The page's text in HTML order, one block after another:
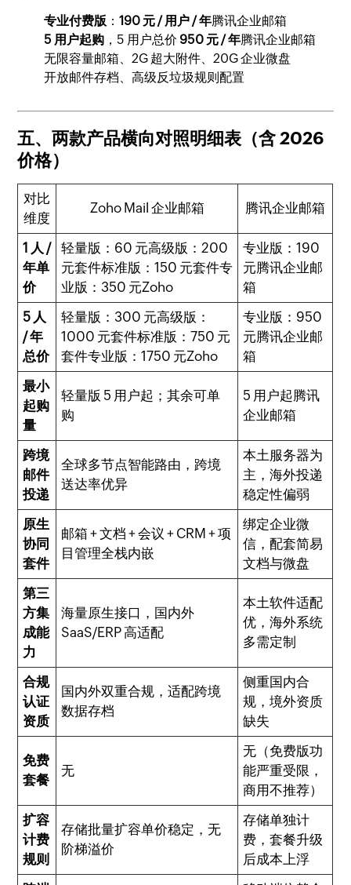
专业付费版 ：190 元 / 用户 / 年腾讯企业邮箱
5 用户起购 ，5 用户总价 950 元 / 年腾讯企业邮箱
无限容量邮箱、2G 超大附件、20G 企业微盘
开放邮件存档、高级反垃圾规则配置
五、两款产品横向对照明细表（含 2026
价格）
对比
维度
Zoho Mail 企业邮箱 腾讯企业邮箱
1 人 /
年单
价
轻量版：60 元高级版：200
元套件标准版：150 元套件专
业版：350 元Zoho
专业版：190
元腾讯企业邮
箱
5 人
/ 年
总价
轻量版：300 元高级版：
1000 元套件标准版：750 元
套件专业版：1750 元Zoho
专业版：950
元腾讯企业邮
箱
最小
起购
量
轻量版 5 用户起；其余可单
购
5 用户起腾讯
企业邮箱
跨境
邮件
投递
全球多节点智能路由，跨境
送达率优异
本土服务器为
主，海外投递
稳定性偏弱
原生
协同
套件
邮箱 + 文档 + 会议 + CRM + 项
目管理全栈内嵌
绑定企业微
信，配套简易
文档与微盘
第三
方集
成能
力
海量原生接口，国内外
SaaS/ERP 高适配
本土软件适配
优，海外系统
多需定制
合规
认证
资质
国内外双重合规，适配跨境
数据存档
侧重国内合
规，境外资质
缺失
免费
套餐
无
无（免费版功
能严重受限，
商用不推荐）
扩容
计费
规则
存储批量扩容单价稳定，无
阶梯溢价
存储单独计
费，套餐升级
后成本上浮